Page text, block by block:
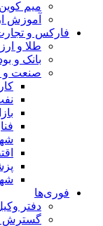
میم کوین‌
آموزش
فارکس و
طلا و ارز
بانک و
صنعت و
فوری‌ها
دفتر
گسترش